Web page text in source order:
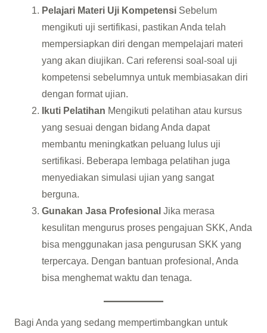
Pelajari Materi Uji Kompetensi Sebelum
mengikuti uji sertifikasi, pastikan Anda telah
mempersiapkan diri dengan mempelajari materi
yang akan diujikan. Cari referensi soal-soal uji
kompetensi sebelumnya untuk membiasakan diri
dengan format ujian.
Ikuti Pelatihan Mengikuti pelatihan atau kursus
yang sesuai dengan bidang Anda dapat
membantu meningkatkan peluang lulus uji
sertifikasi. Beberapa lembaga pelatihan juga
menyediakan simulasi ujian yang sangat
berguna.
Gunakan Jasa Profesional Jika merasa
kesulitan mengurus proses pengajuan SKK, Anda
bisa menggunakan jasa pengurusan SKK yang
terpercaya. Dengan bantuan profesional, Anda
bisa menghemat waktu dan tenaga.
Bagi Anda yang sedang mempertimbangkan untuk